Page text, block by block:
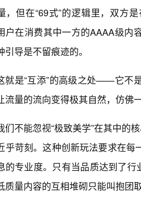
，但在“69式”的逻辑里，双方
户在消费其中一方的AAAA级内
引导是不留痕迹的。
就是“互添”的高级之处——它不
流量的流向变得极其自然，仿佛
们不能忽视“极致美学”在其中的
乎苛刻。这种创新玩法要求在
的专业度。只有当品质达到了
质量内容的互相堆砌只能叫抱团